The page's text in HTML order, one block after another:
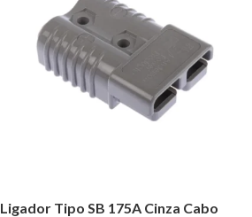
Ligador Tipo SB 175A Cinza Cabo